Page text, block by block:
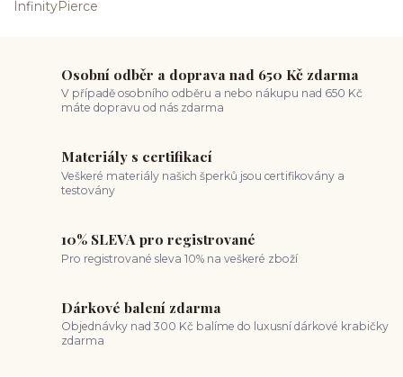
Osobní odběr a doprava nad 650 Kč zdarma
V případě osobního odběru a nebo nákupu nad 650 Kč
máte dopravu od nás zdarma
Materiály s certifikací
Veškeré materiály našich šperků jsou certifikovány a
testovány
10% SLEVA pro registrované
Pro registrované sleva 10% na veškeré zboží
Dárkové balení zdarma
Objednávky nad 300 Kč balíme do luxusní dárkové krabičky
zdarma